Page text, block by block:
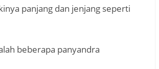
panjang dan jenjang seperti
beberapa panyandra